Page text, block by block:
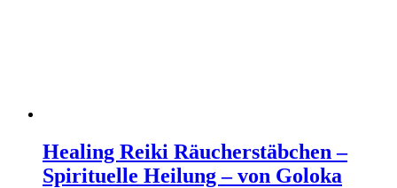
Healing Reiki Räucherstäbchen –
Spirituelle Heilung – von Goloka